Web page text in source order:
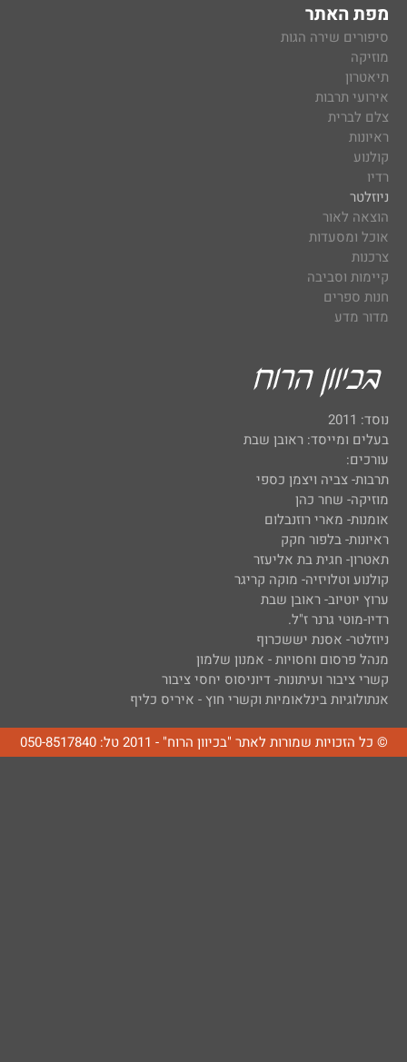
מפת האתר
סיפורים שירה הגות
מוזיקה
תיאטרון
אירועי תרבות
צלם לברית
ראיונות
קולנוע
רדיו
ניוזלטר
הוצאה לאור
אוכל ומסעדות
צרכנות
קיימות וסביבה
חנות ספרים
מדור מדע
נוסד: 2011
בעלים ומייסד: ראובן שבת
עורכים:
תרבות- צביה ויצמן כספי
מוזיקה- שחר כהן
אומנות- מארי רוזנבלום
ראיונות- בלפור חקק
תאטרון- חגית בת אליעזר
קולנוע וטלויזיה- מוקה קריגר
ערוץ יוטיוב- ראובן שבת
רדיו-מוטי גרנר ז"ל.
ניוזלטר- אסנת יששכרוף
מנהל פרסום וחסויות - אמנון שלמון
קשרי ציבור ועיתונות- דיוניסוס יחסי ציבור
אנתולוגיות בינלאומיות וקשרי חוץ - איריס כליף
© כל הזכויות שמורות לאתר "בכיוון הרוח" - 2011 טל: 050-8517840